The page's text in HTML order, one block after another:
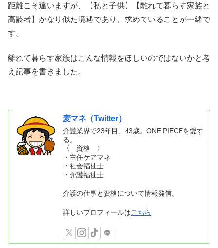
距離こそ違いますが、【私と子供】【離れて暮らす家族と
高齢者】かなり似た境遇であり、求めていることが一緒で
す。
離れて暮らす家族はこんな情報をほしいのではないかと考
え記事を書きました。
麦マネ（Twitter）
介護業界で23年目、43歳。ONE PIECEを愛す
る。
〈 資格 〉
・主任ケアマネ
・社会福祉士
・介護福祉士
介護の仕事と資格について情報発信。
詳しいプロフィールはこちら